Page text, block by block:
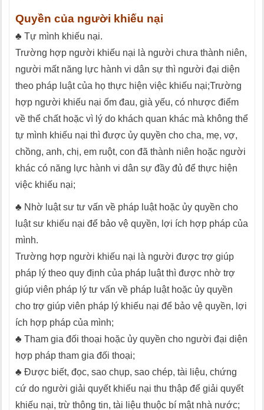
Quyền của người khiếu nại
♣ Tự mình khiếu nại.
Trường hợp người khiếu nại là người chưa thành niên,
người mất năng lực hành vi dân sự thì người đại diện
theo pháp luật của họ thực hiện việc khiếu nại;Trường
hợp người khiếu nại ốm đau, già yếu, có nhược điểm
về thể chất hoặc vì lý do khách quan khác mà không thể
tự mình khiếu nại thì được ủy quyền cho cha, mẹ, vợ,
chồng, anh, chị, em ruột, con đã thành niên hoặc người
khác có năng lực hành vi dân sự đầy đủ để thực hiện
việc khiếu nại;
♣ Nhờ luật sư tư vấn về pháp luật hoặc ủy quyền cho
luật sư khiếu nại để bảo vệ quyền, lợi ích hợp pháp của
mình.
Trường hợp người khiếu nại là người được trợ giúp
pháp lý theo quy định của pháp luật thì được nhờ trợ
giúp viên pháp lý tư vấn về pháp luật hoặc ủy quyền
cho trợ giúp viên pháp lý khiếu nại để bảo vệ quyền, lợi
ích hợp pháp của mình;
♣ Tham gia đối thoại hoặc ủy quyền cho người đại diện
hợp pháp tham gia đối thoại;
♣ Được biết, đọc, sao chụp, sao chép, tài liệu, chứng
cứ do người giải quyết khiếu nại thu thập để giải quyết
khiếu nại, trừ thông tin, tài liệu thuộc bí mật nhà nước;